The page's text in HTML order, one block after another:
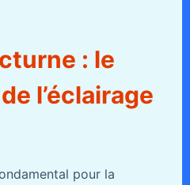
: le
l’éclairage
pour la